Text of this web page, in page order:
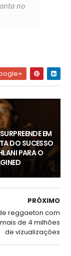
no
EM
DO SUCESSO
PARA O
PRÓXIMO
reggaeton com
de 4 milhões
de vizualizações